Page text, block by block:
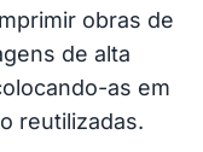
obras de
de alta
as em
reutilizadas.